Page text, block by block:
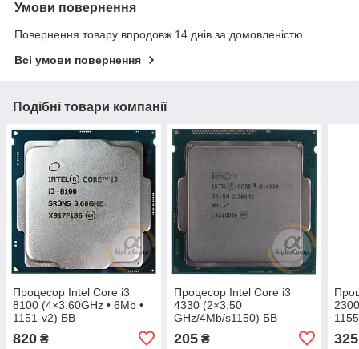
Умови повернення
Повернення товару впродовж 14 днів за домовленістю
Всі умови повернення
Подібні товари компанії
Процесор Intel Core i3
8100 (4×3.60GHz • 6Mb •
1151-v2) БВ
820 ₴
Процесор Intel Core i3
4330 (2×3.50
GHz/4Mb/s1150) БВ
205₴ 325